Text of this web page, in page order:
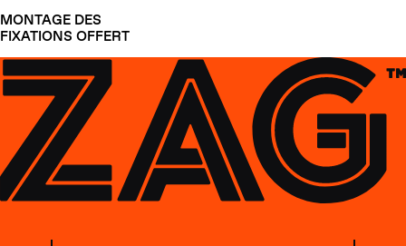
MONTAGE DES
FIXATIONS OFFERT